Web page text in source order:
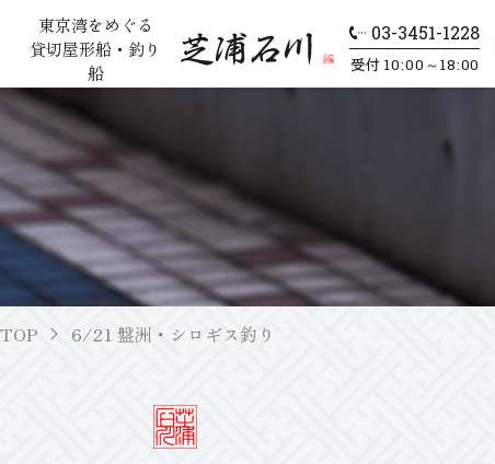
東京湾をめぐる
貸切屋形船・釣り
船
03-3451-1228
受付 10:00～18:00
TOP 6/21 盤洲・シロギス釣り